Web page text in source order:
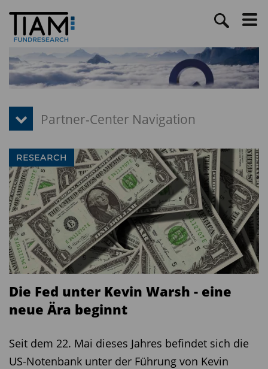
RESEARCH
Die Fed unter Kevin Warsh - eine
neue Ära beginnt
Seit dem 22. Mai dieses Jahres befindet sich die
US-Notenbank unter der Führung von Kevin